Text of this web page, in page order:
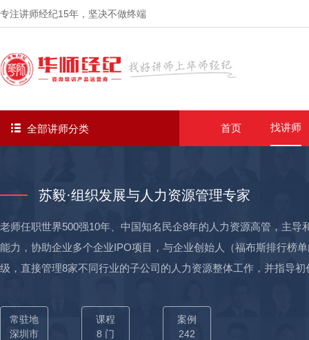
专注讲师经纪15年 ，坚决不做终端
全部讲师分类 首页 找讲师
苏毅·组织发展与人力资源管理专家
老师任职世界500强10年、中国知名民企8年的人力资源高管，主
能力，协助企业多个企业IPO项目，与企业创始人（福布斯排行榜
级，直接管理8家不同行业的子公司的人力资源整体工作，并指导
所）等知名公司合作，并服务多家名企，优化组织结构、建设人才
解，老师特点是见识过世面、建立过系统，能抬头看天，低头走
常驻地
深圳市
课程
8 门
案例
242